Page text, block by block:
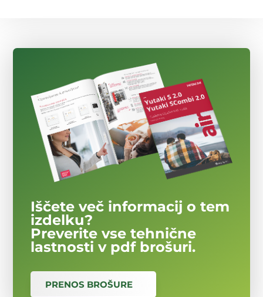
Iščete več informacij o tem
izdelku?
Preverite vse tehnične
lastnosti v pdf brošuri.
PRENOS BROŠURE